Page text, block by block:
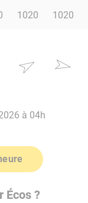
1020 1020
à 04h
Écos ?